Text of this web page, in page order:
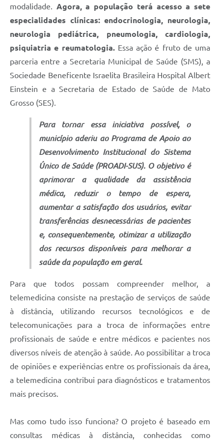
modalidade. Agora, a população terá acesso a sete
especialidades clínicas: endocrinologia, neurologia,
neurologia pediátrica, pneumologia, cardiologia,
psiquiatria e reumatologia. Essa ação é fruto de uma
parceria entre a Secretaria Municipal de Saúde (SMS), a
Sociedade Beneficente Israelita Brasileira Hospital Albert
Einstein e a Secretaria de Estado de Saúde de Mato
Grosso (SES).
Para tornar essa iniciativa possível, o
município aderiu ao Programa de Apoio ao
Desenvolvimento Institucional do Sistema
Único de Saúde (PROADI-SUS). O objetivo é
aprimorar a qualidade da assistência
médica, reduzir o tempo de espera,
aumentar a satisfação dos usuários, evitar
transferências desnecessárias de pacientes
e, consequentemente, otimizar a utilização
dos recursos disponíveis para melhorar a
saúde da população em geral.
Para que todos possam compreender melhor, a
telemedicina consiste na prestação de serviços de saúde
à distância, utilizando recursos tecnológicos e de
telecomunicações para a troca de informações entre
profissionais de saúde e entre médicos e pacientes nos
diversos níveis de atenção à saúde. Ao possibilitar a troca
de opiniões e experiências entre os profissionais da área,
a telemedicina contribui para diagnósticos e tratamentos
mais precisos.
Mas como tudo isso funciona? O projeto é baseado em
consultas médicas à distância, conhecidas como